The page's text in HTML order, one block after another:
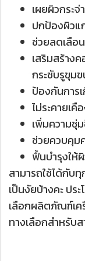
เผยผิวกระ
ปกป้องผิวแ
ช่วยลดเลือ
เสริมสร้าง
กระชับรูขุม
ป้องกันการ
ไม่ระคายเ
เพิ่มความชุ่
ช่วยควบคุม
ฟื้นบำรุงให้
สามารถใช้ได้กับ
เป็นงัยบ้างคะ ปร
เลือกผลิตภัณฑ์เค
ทางเลือกสำหรับส